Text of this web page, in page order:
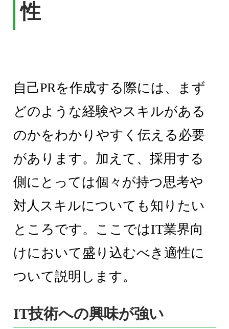
性
自己PRを作成する際には、まず
どのような経験やスキルがある
のかをわかりやすく伝える必要
があります。加えて、採用する
側にとっては個々が持つ思考や
対人スキルについても知りたい
ところです。ここではIT業界向
けにおいて盛り込むべき適性に
ついて説明します。
IT技術への興味が強い